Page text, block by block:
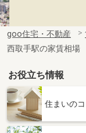
goo住宅・不動産
西取手駅の家賃相場
お役立ち情報
住まいの